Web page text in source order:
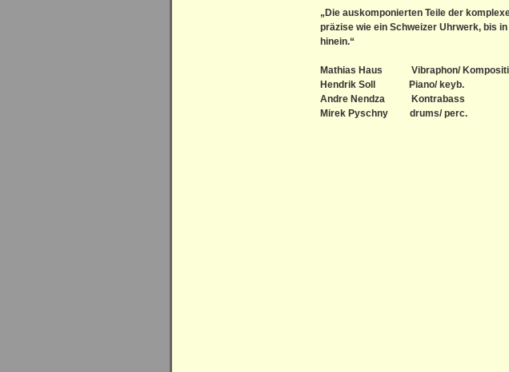
„Die auskomponierten Teile der
präzise wie ein Schweizer Uhrwerk, bis
hinein.“
Mathias Haus Vibraphon/
Hendrik Soll Piano/ keyb.
Andre Nendza Kontrabass
Mirek Pyschny drums/ perc.